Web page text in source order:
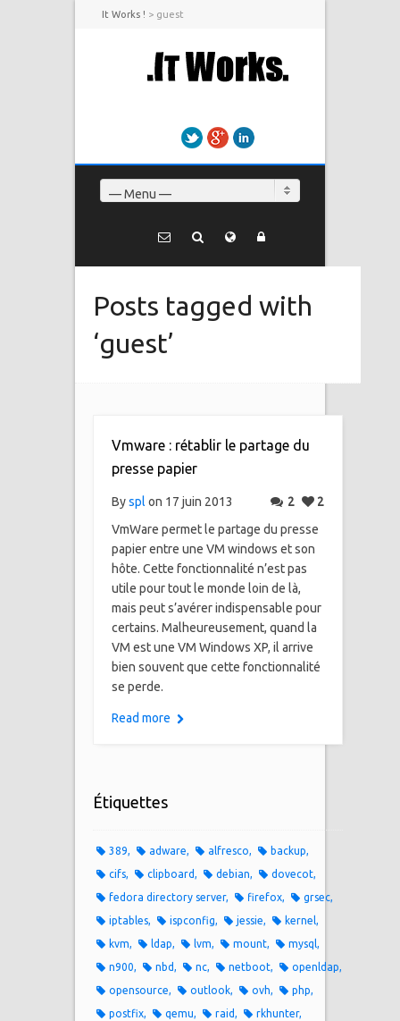
It Works ! > guest
TwitterGoogle+
— Menu —
Posts tagged with
‘guest’
Vmware : rétablir le partage du
presse papier
Byspl on 17 juin 2013 2
2
VmWare permet le partage du presse
papier entre une VM windows et son
hôte. Cette fonctionnalité n’est pas
utile pour tout le monde loin de là,
mais peut s’avérer indispensable pour
certains. Malheureusement, quand la
VM est une VM Windows XP, il arrive
bien souvent que cette fonctionnalité
se perde.
Read more
Étiquettes
389 adware alfresco
backup
cifs
clipboard debian
dovecot
fedora directory server
firefox
grsec
iptables
ispconfig jessie
kernel
kvm
ldap lvm mount
mysql
n900
nbd nc netboot
openldap
opensource
outlook ovh
php
postfix
qemu raid
rkhunter